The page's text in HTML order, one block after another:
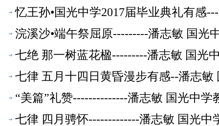
忆王孙•国光中学2017届毕业典礼有感
浣溪沙•端午祭屈原---------潘志敏 国光
七绝 那一树蓝花楹---------潘志敏 国光
七律 五月十四日黄昏漫步有感--潘志
“美篇”礼赞--------------潘志敏 国光中学
七律 四月骋怀-------------潘志敏 国光中